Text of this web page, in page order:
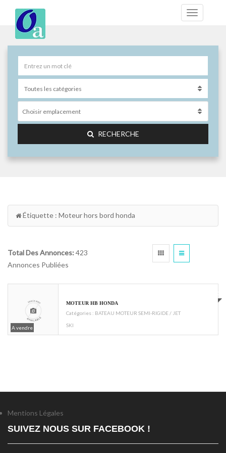
Choisir emplacement
RECHERCHE
Étiquette : Moteur hors bord honda
Total Des Annonces: 423
Annonces Publiées
A vendre
€590
MOTEUR HB HONDA
Catégories : BATEAU MOTEUR SEMI-RIGIDE / JET
SKI
Mentions Légales
SUIVEZ NOUS SUR FACEBOOK !